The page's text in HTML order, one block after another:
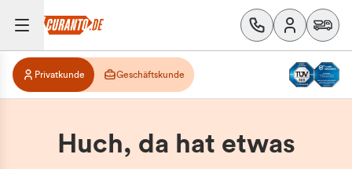
Privatkunde Geschäftskunde
Huch, da hat etwas